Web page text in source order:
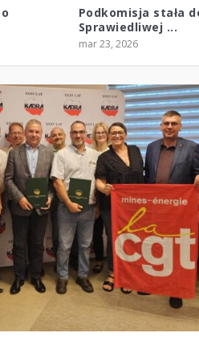
Podkomisja stała
Sprawiedliwej ...
mar 23, 2026